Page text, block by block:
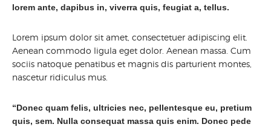
lorem ante, dapibus in, viverra quis, feugiat a, tellus.
Lorem ipsum dolor sit amet, consectetuer adipiscing elit.
Aenean commodo ligula eget dolor. Aenean massa. Cum
sociis natoque penatibus et magnis dis parturient montes,
nascetur ridiculus mus.
“Donec quam felis, ultricies nec, pellentesque eu, pretium
quis, sem. Nulla consequat massa quis enim. Donec pede